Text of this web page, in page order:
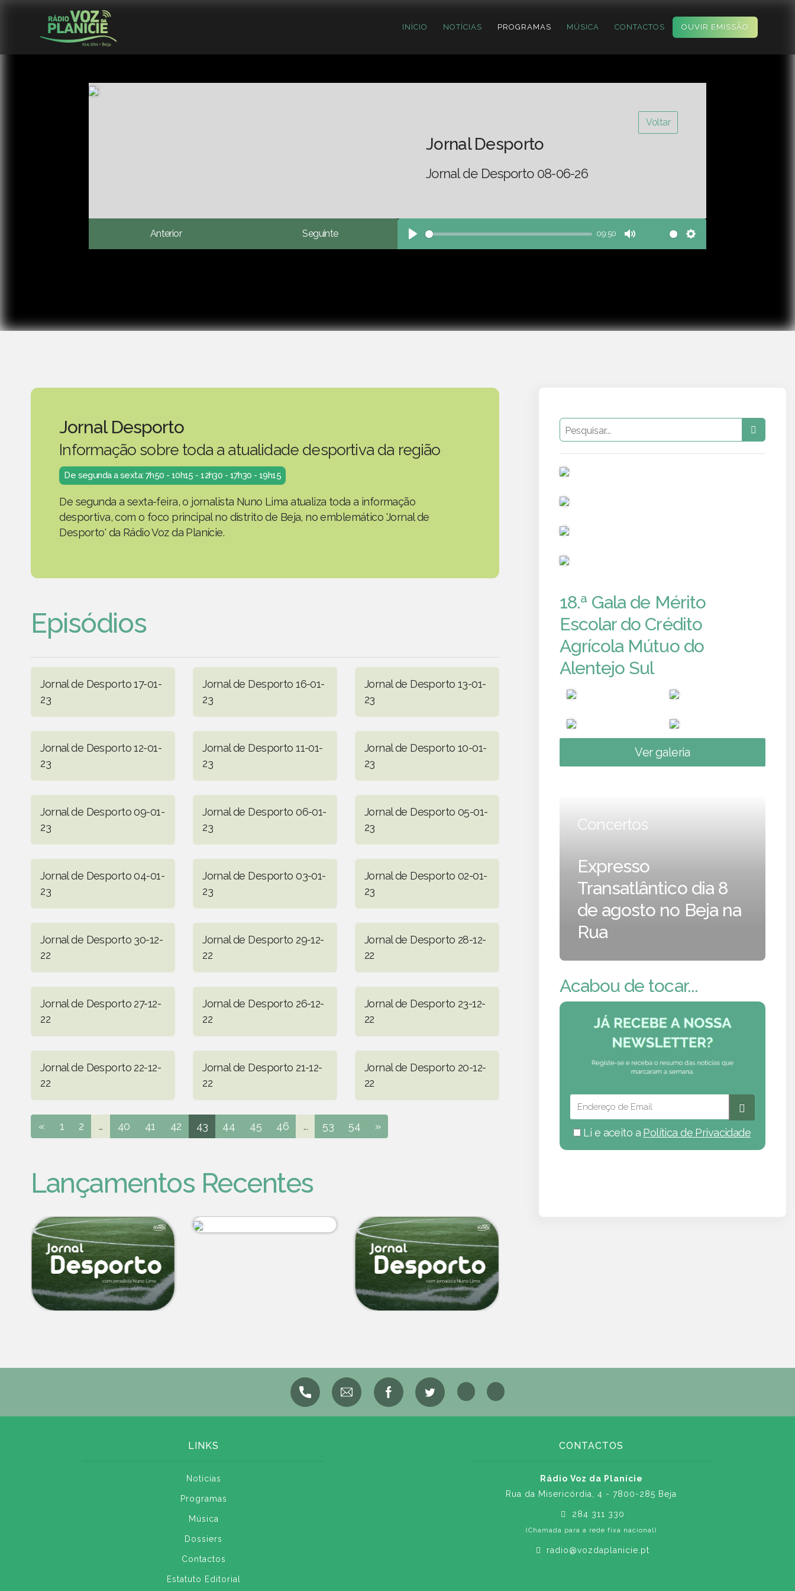
INÍCIO NOTÍCIAS PROGRAMAS MÚSICA CONTACTOS OUVIR EMISSÃO
Voltar
Jornal Desporto
Jornal de Desporto 08-06-26
Anterior Seguinte
Play
09:50
Mute Settings
Jornal Desporto
Informação sobre toda a atualidade desportiva da região
De segunda a sexta: 7h50 - 10h15 - 12h30 - 17h30 - 19h15
De segunda a sexta-feira, o jornalista Nuno Lima atualiza toda a informação
desportiva, com o foco principal no distrito de Beja, no emblemático 'Jornal de
Desporto' da Rádio Voz da Planície.
Episódios
Jornal de Desporto 17-01-
23
Jornal de Desporto 16-01-
23
Jornal de Desporto 13-01-
23
Jornal de Desporto 12-01-
23
Jornal de Desporto 11-01-
23
Jornal de Desporto 10-01-
23
Jornal de Desporto 09-01-
23
Jornal de Desporto 06-01-
23
Jornal de Desporto 05-01-
23
Jornal de Desporto 04-01-
23
Jornal de Desporto 03-01-
23
Jornal de Desporto 02-01-
23
Jornal de Desporto 30-12-
22
Jornal de Desporto 29-12-
22
Jornal de Desporto 28-12-
22
Jornal de Desporto 27-12-
22
Jornal de Desporto 26-12-
22
Jornal de Desporto 23-12-
22
Jornal de Desporto 22-12-
22
Jornal de Desporto 21-12-
22
Jornal de Desporto 20-12-
22
« 1 2 ... 40 41 42 43 44 45 46 ... 53 54 »
Lançamentos Recentes
18.ª Gala de Mérito
Escolar do Crédito
Agrícola Mútuo do
Alentejo Sul
Ver galeria
Concertos
Expresso
Transatlântico dia 8
de agosto no Beja na
Rua
Acabou de tocar...
Li e aceito a Política de Privacidade
LINKS
Notícias
Programas
Música
Dossiers
Contactos
Estatuto Editorial
CONTACTOS
Rádio Voz da Planície
Rua da Misericórdia, 4 - 7800-285 Beja
284 311 330
(Chamada para a rede fixa nacional)
radio@vozdaplanicie.pt